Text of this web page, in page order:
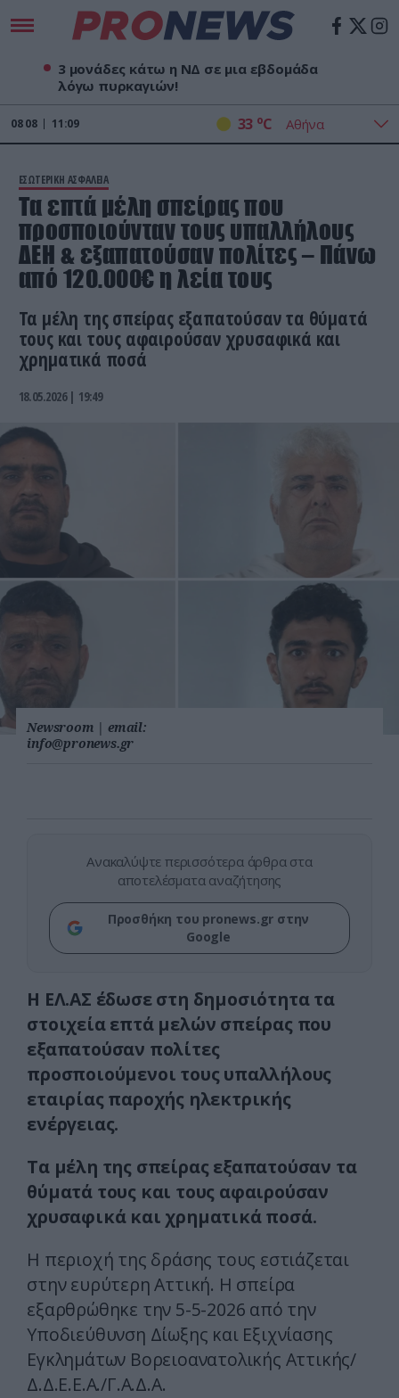
3 μονάδες κάτω η ΝΔ σε μια εβδομάδα
λόγω πυρκαγιών!
08 08 11:09 33 oC
ΕΣΩΤΕΡΙΚΗ ΑΣΦΑΛΕΙΑ
Τα επτά μέλη σπείρας που
προσποιούνταν τους υπαλλήλους
ΔΕΗ & εξαπατούσαν πολίτες – Πάνω
από 120.000€ η λεία τους
Τα μέλη της σπείρας εξαπατούσαν τα θύματά
τους και τους αφαιρούσαν χρυσαφικά και
χρηματικά ποσά
18.05.2026 | 19:49
Newsroom | email:
info@pronews.gr
Ανακαλύψτε περισσότερα άρθρα στα
αποτελέσματα αναζήτησης
Προσθήκη του pronews.gr στην
Google
Η ΕΛ.ΑΣ έδωσε στη δημοσιότητα τα
στοιχεία επτά μελών σπείρας που
εξαπατούσαν πολίτες
προσποιούμενοι τους υπαλλήλους
εταιρίας παροχής ηλεκτρικής
ενέργειας.
Τα μέλη της σπείρας εξαπατούσαν τα
θύματά τους και τους αφαιρούσαν
χρυσαφικά και χρηματικά ποσά.
Η περιοχή της δράσης τους εστιάζεται
στην ευρύτερη Αττική. Η σπείρα
εξαρθρώθηκε την 5-5-2026 από την
Υποδιεύθυνση Δίωξης και Εξιχνίασης
Εγκλημάτων Βορειοανατολικής Αττικής/
Δ.Δ.Ε.Ε.Α./Γ.Α.Δ.Α.